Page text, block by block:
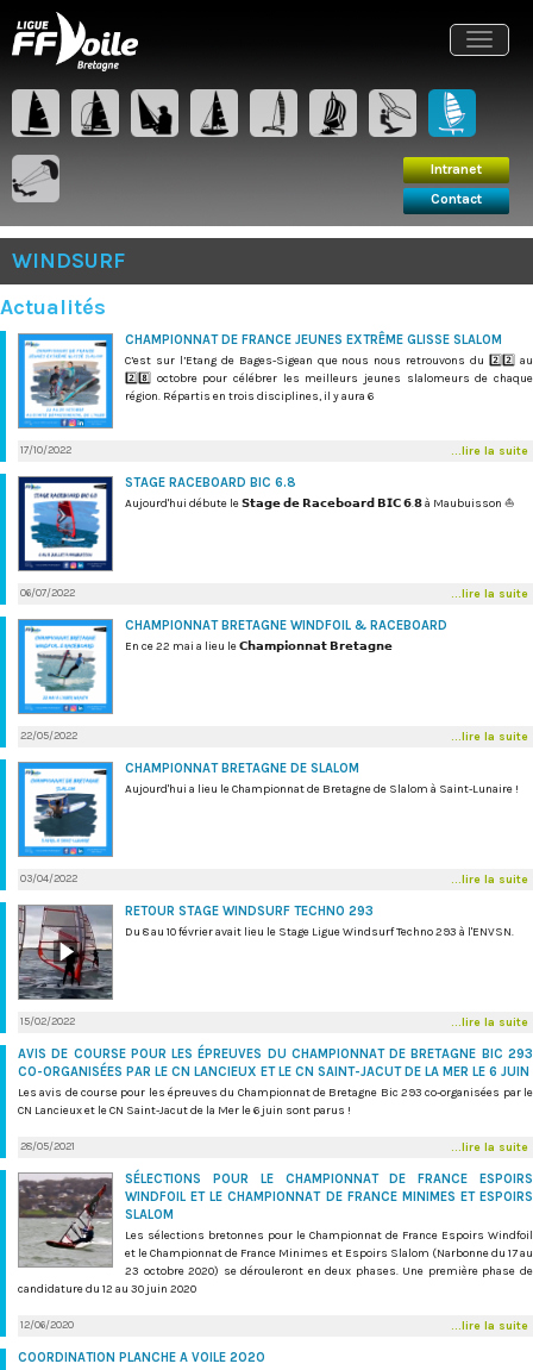
WINDSURF
Actualités
CHAMPIONNAT DE FRANCE JEUNES EXTRÊME GLISSE SLALOM
C’est sur l’Etang de Bages-Sigean que nous nous retrouvons du 2️⃣2️⃣ au
2️⃣8️⃣ octobre pour célébrer les meilleurs jeunes slalomeurs de chaque
région. Répartis en trois disciplines, il y aura 6
17/10/2022 ...lire la suite
STAGE RACEBOARD BIC 6.8
Aujourd'hui débute le 𝗦𝘁𝗮𝗴𝗲 𝗱𝗲 𝗥𝗮𝗰𝗲𝗯𝗼𝗮𝗿𝗱 𝗕𝗜𝗖 𝟲.𝟴 à Maubuisson ⛵️
06/07/2022 ...lire la suite
CHAMPIONNAT BRETAGNE WINDFOIL & RACEBOARD
En ce 22 mai a lieu le 𝗖𝗵𝗮𝗺𝗽𝗶𝗼𝗻𝗻𝗮𝘁 𝗕𝗿𝗲𝘁𝗮𝗴𝗻𝗲
22/05/2022 ...lire la suite
CHAMPIONNAT BRETAGNE DE SLALOM
Aujourd'hui a lieu le Championnat de Bretagne de Slalom à Saint-Lunaire !
03/04/2022 ...lire la suite
RETOUR STAGE WINDSURF TECHNO 293
Du 8 au 10 février avait lieu le Stage Ligue Windsurf Techno 293 à l'ENVSN.
15/02/2022 ...lire la suite
AVIS DE COURSE POUR LES ÉPREUVES DU CHAMPIONNAT DE BRETAGNE BIC 293
CO-ORGANISÉES PAR LE CN LANCIEUX ET LE CN SAINT-JACUT DE LA MER LE 6 JUIN
Les avis de course pour les épreuves du Championnat de Bretagne Bic 293 co-organisées par le
CN Lancieux et le CN Saint-Jacut de la Mer le 6 juin sont parus !
28/05/2021 ...lire la suite
SÉLECTIONS POUR LE CHAMPIONNAT DE FRANCE ESPOIRS
WINDFOIL ET LE CHAMPIONNAT DE FRANCE MINIMES ET ESPOIRS
SLALOM
Les sélections bretonnes pour le Championnat de France Espoirs Windfoil
et le Championnat de France Minimes et Espoirs Slalom (Narbonne du 17 au
23 octobre 2020) se dérouleront en deux phases. Une première phase de
candidature du 12 au 30 juin 2020
12/06/2020 ...lire la suite
COORDINATION PLANCHE A VOILE 2020
Intranet
Contact
Intranet
Toggle